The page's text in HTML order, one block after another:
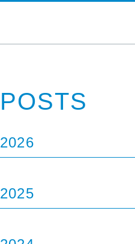
POSTS
2026
MAI
2025